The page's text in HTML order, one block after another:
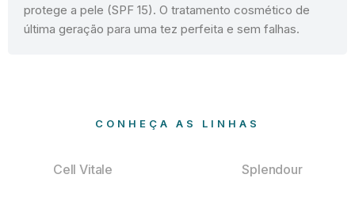
protege a pele (SPF 15). O tratamento cosmético de
última geração para uma tez perfeita e sem falhas.
CONHEÇA AS LINHAS
Cell Vitale Splendour